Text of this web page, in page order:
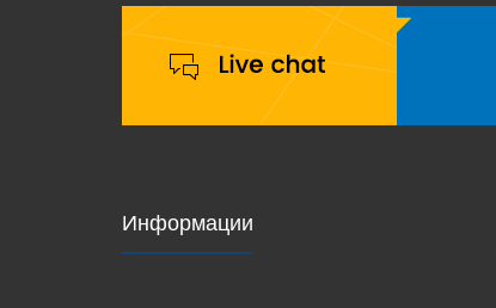
Информации